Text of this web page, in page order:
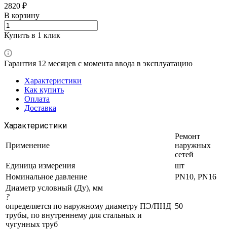
2820 ₽
В корзину
Купить в 1 клик
Гарантия 12 месяцев с момента ввода в эксплуатацию
Характеристики
Как купить
Оплата
Доставка
Характеристики
Применение
Ремонт
наружных
сетей
Единица измерения
шт
Номинальное давление
PN10, PN16
Диаметр условный (Ду), мм
?
определяется по наружному диаметру ПЭ/ПНД
трубы, по внутреннему для стальных и
чугунных труб
50